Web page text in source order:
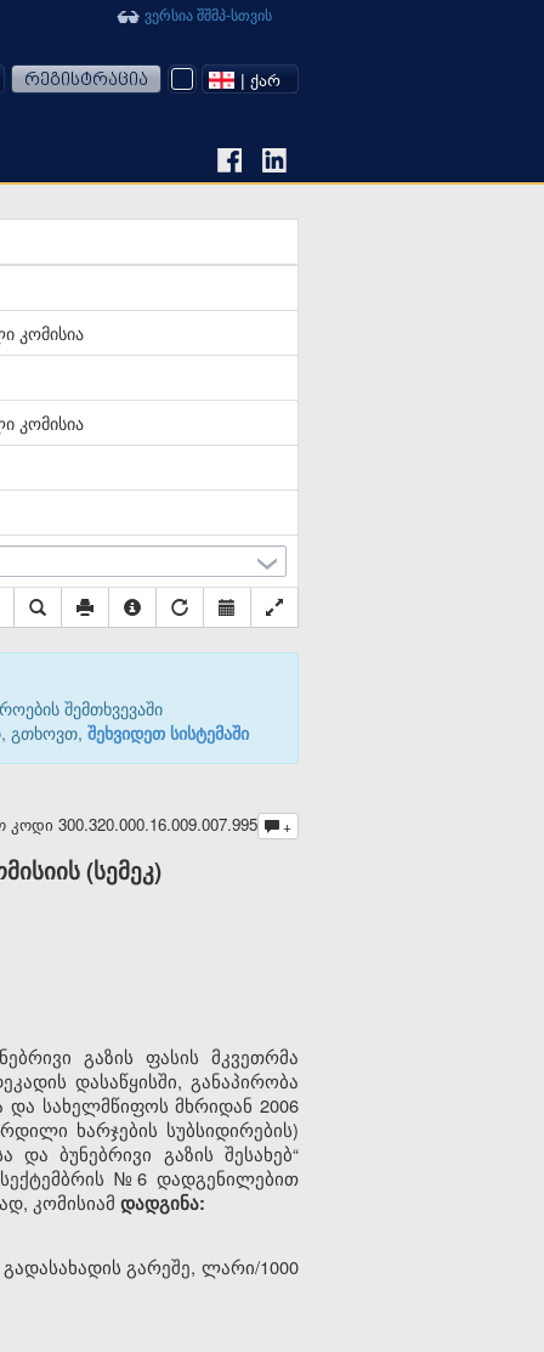
ვერსია შშმპ-სთვის
რეგისტრაცია | ᲥᲐᲠ
კომისია
კომისია
შემთხვევაში
გთხოვთ, შეხვიდეთ სისტემაში
+
300.320.000.16.009.007.995
(სემეკ)
გაზის ფასის მკვეთრმა
დასაწყისში, განაპირობა
და სახელმწიფოს მხრიდან 2006
ხარჯების სუბსიდირების)
ბუნებრივი გაზის შესახებ“
№6 დადგენილებით
კომისიამ დადგინა:
გარეშე, ლარი/1000